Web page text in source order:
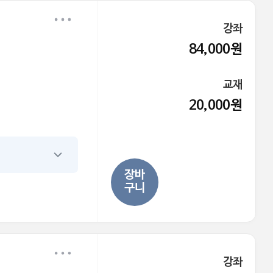
강좌
84,000원
교재
20,000원
장바
구니
강좌